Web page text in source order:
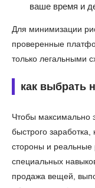
ваше время и
Для минимизации
проверенные
только легальными
как выбрать
Чтобы максимально
быстрого
стороны и реальные
специальных
продажа вещей,